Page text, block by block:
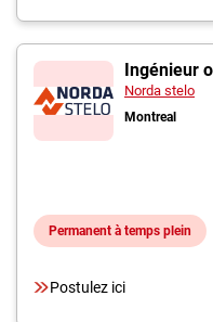
Ingénieur
Norda stelo
Montreal
Permanent à temps plein
Postulez ici